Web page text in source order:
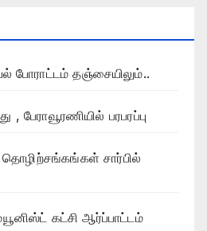
போராட்டம் தஞ்சையிலும்..
பேராவூரணியில் பரபரப்பு
சார்பில்
கட்சி ஆர்ப்பாட்டம்